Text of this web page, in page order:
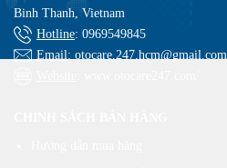
Binh Thanh, Vietnam
Hotline: 0969549845
Email: otocare.247.hcm@gmail.com